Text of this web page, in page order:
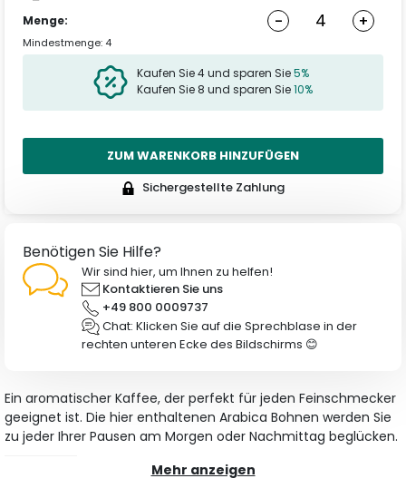
Menge:
- +
Mindestmenge: 4
Kaufen Sie 4 und sparen Sie5%
Kaufen Sie 8 und sparen Sie10%
ZUM WARENKORB HINZUFÜGEN
Sichergestellte Zahlung
Benötigen Sie Hilfe?
Wir sind hier, um Ihnen zu helfen!
Kontaktieren Sie uns
+49 800 0009737
Chat: Klicken Sie auf die Sprechblase in der
rechten unteren Ecke des Bildschirms 😊
Ein aromatischer Kaffee, der perfekt für jeden Feinschmecker
geeignet ist. Die hier enthaltenen Arabica Bohnen werden Sie
zu jeder Ihrer Pausen am Morgen oder Nachmittag beglücken.
Mehr anzeigen